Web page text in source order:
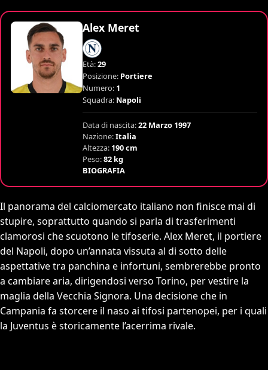
Alex Meret
Età:29
Posizione: Portiere
Numero: 1
Squadra: Napoli
Data di nascita:22 Marzo 1997
Nazione:Italia
Altezza: 190 cm
Peso:82 kg
BIOGRAFIA
Il panorama del calciomercato italiano non finisce mai di
stupire, soprattutto quando si parla di trasferimenti
clamorosi che scuotono le tifoserie. Alex Meret, il portiere
del Napoli, dopo un’annata vissuta al di sotto delle
aspettative tra panchina e infortuni, sembrerebbe pronto
a cambiare aria, dirigendosi verso Torino, per vestire la
maglia della Vecchia Signora. Una decisione che in
Campania fa storcere il naso ai tifosi partenopei, per i quali
la Juventus è storicamente l’acerrima rivale.